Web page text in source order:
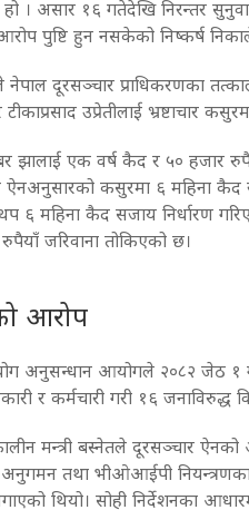
। असार १६ गतेदेखि निरन्तर
पुष्टि हुन नसकेको निष्कर्ष
दूरसञ्चार प्राधिकरणका
उप्रेतीलाई भ्रष्टाचार
झालाई एक वर्ष कैद र ५० हजार
ऐनअनुसारको कसुरमा ६ महिना
६ महिना कैद सजाय निर्धारण
जरिवाना तोकिएको छ।
आरोप
अनुसन्धान आयोगले २०८२ जेठ १
र कर्मचारी गरी १६ जनाविरुद्ध
मन्त्री बस्नेतले दूरसञ्चार ऐनको
अनुगमन तथा भीओआईपी
थियो। सोही निर्देशनका